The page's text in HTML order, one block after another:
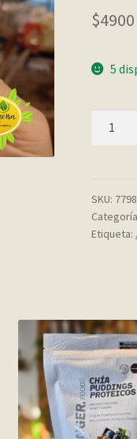
$4900
5
JUAL
cantidad
SKU:
Etiqueta: